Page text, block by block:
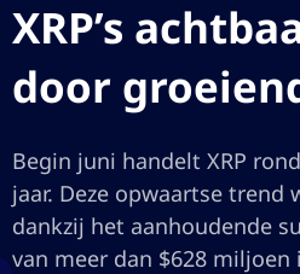
XRP’s
door
Begin juni handelt XRP
jaar. Deze opwaartse
dankzij het aanhoudende
van meer dan $628